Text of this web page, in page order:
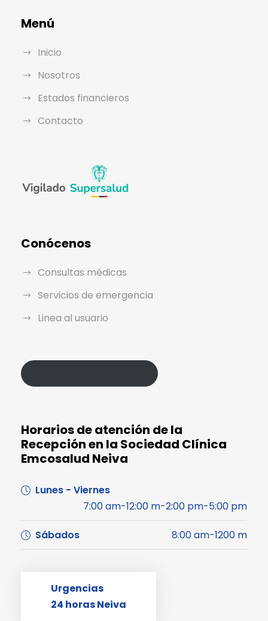
Menú
Inicio
Nosotros
Estados financieros
Contacto
Conócenos
Consultas médicas
Servicios de emergencia
Linea al usuario
Horarios de atención de la
Recepción en la Sociedad Clínica
Emcosalud Neiva
Lunes - Viernes
7:00 am-12:00 m-2:00 pm-5:00 pm
Sábados 8:00 am-1200 m
Urgencias
24 horas Neiva